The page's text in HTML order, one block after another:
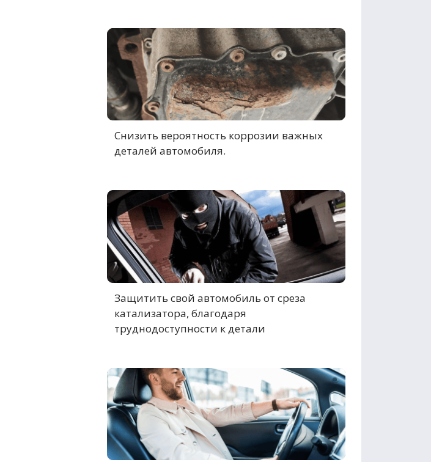
Снизить вероятность коррозии важных
деталей автомобиля.
Защитить свой автомобиль от среза
катализатора, благодаря
труднодоступности к детали